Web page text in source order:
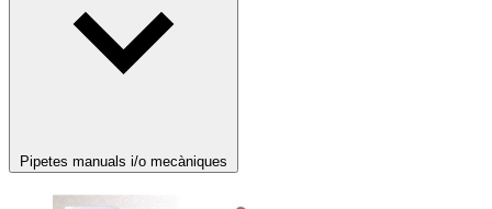
Pipetes manuals i/o mecàniques